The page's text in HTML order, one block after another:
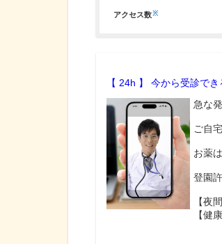
アクセス数※
【 24h 】 今から受診でき
急な
ご自
お薬
登園
【夜
【健